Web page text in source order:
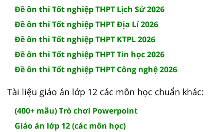
Đề ôn thi Tốt nghiệp THPT Lịch Sử 2026
Đề ôn thi Tốt nghiệp THPT Địa Lí 2026
Đề ôn thi Tốt nghiệp THPT KTPL 2026
Đề ôn thi Tốt nghiệp THPT Tin học 2026
Đề ôn thi Tốt nghiệp THPT Công nghệ 2026
Tài liệu giáo án lớp 12 các môn học chuẩn khác:
(400+ mẫu) Trò chơi Powerpoint
Giáo án lớp 12 (các môn học)